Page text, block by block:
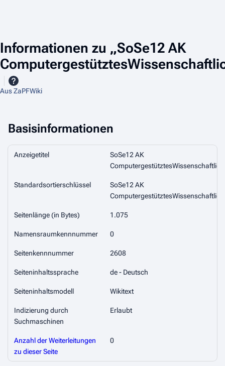
Informationen zu „SoSe12 AK
Aus ZaPFWiki
Basisinformationen
Anzeigetitel
SoSe12 AK
Standardsortierschlüssel
SoSe12 AK
Seitenlänge (in Bytes) 1.075
Namensraumkennnummer 0
Seitenkennnummer 2608
Seiteninhaltssprache de - Deutsch
Seiteninhaltsmodell Wikitext
Indizierung durch
Suchmaschinen
Erlaubt
Anzahl der Weiterleitungen
zu dieser Seite
0